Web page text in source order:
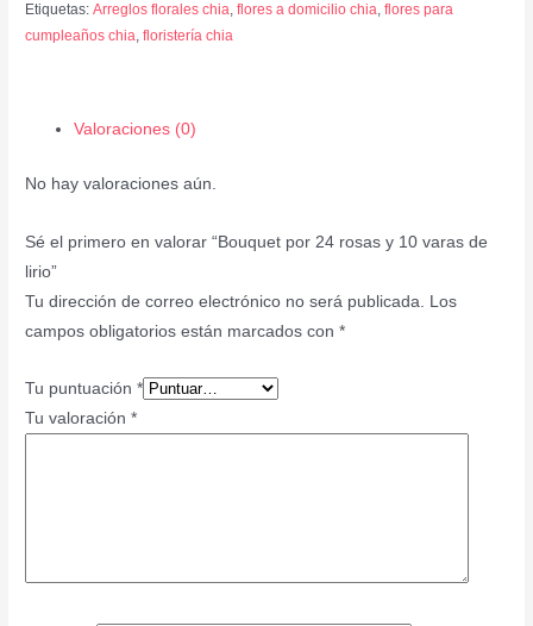
Etiquetas:Arreglos florales chia,flores a domicilio chia,flores para
cumpleaños chia,floristería chia
Valoraciones (0)
No hay valoraciones aún.
Sé el primero en valorar “Bouquet por 24 rosas y 10 varas de
lirio”
Tu dirección de correo electrónico no será publicada.
Los
campos obligatorios están marcados con*
Tu puntuación*
Tu valoración*